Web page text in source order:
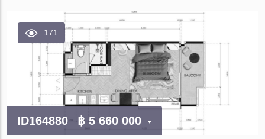
171
ID164880 ฿ 5 660 000